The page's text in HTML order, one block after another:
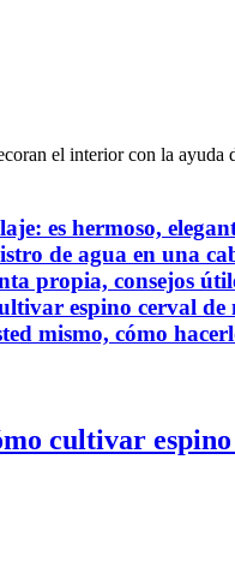
el interior con la ayuda
es hermoso,
de agua en una
propia, consejos
espino cerval
mismo, cómo
cultivar